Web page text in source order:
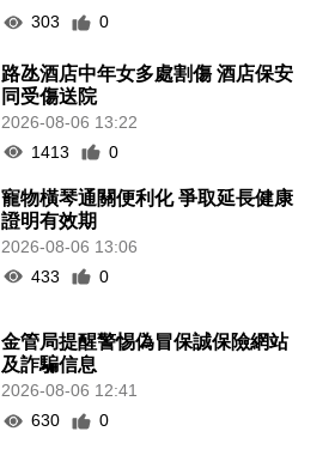
303
0
路氹酒店中年女多處割傷 酒店保安
同受傷送院
2026-08-06 13:22
1413
0
寵物橫琴通關便利化 爭取延長健康
證明有效期
2026-08-06 13:06
433
0
金管局提醒警惕偽冒保誠保險網站
及詐騙信息
2026-08-06 12:41
630
0